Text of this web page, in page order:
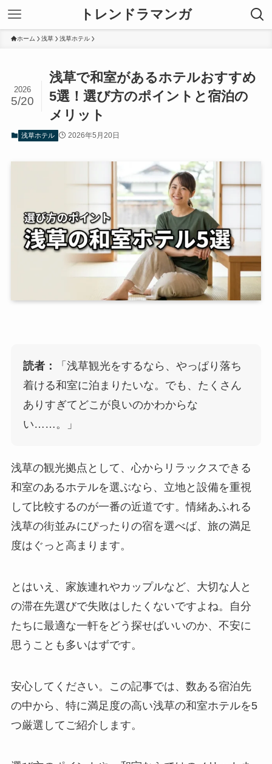
トレンドラマンガ
ホーム 浅草 浅草ホテル
浅草で和室があるホテルおすすめ
5選！選び方のポイントと宿泊の
メリット
2026
5/20
浅草ホテル 2026年5月20日
読者：
「浅草観光をするなら、やっぱり落ち
着ける和室に泊まりたいな。でも、たくさん
ありすぎてどこが良いのかわからな
い……。」
浅草の観光拠点として、心からリラックスできる
和室のあるホテルを選ぶなら、立地と設備を重視
して比較するのが一番の近道です。情緒あふれる
浅草の街並みにぴったりの宿を選べば、旅の満足
度はぐっと高まります。
とはいえ、家族連れやカップルなど、大切な人と
の滞在先選びで失敗はしたくないですよね。自分
たちに最適な一軒をどう探せばいいのか、不安に
思うことも多いはずです。
安心してください。この記事では、数ある宿泊先
の中から、特に満足度の高い浅草の和室ホテルを5
つ厳選してご紹介します。